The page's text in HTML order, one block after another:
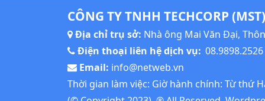
CÔNG TY TNHH TECHCORP
Địa chỉ trụ sở: Nhà ông Mai Văn Đại,
Điện thoại liên hệ dịch vụ: 08.9898.2526
Email: info@netweb.vn
Thời gian làm việc: Giờ hành chính: Từ thứ